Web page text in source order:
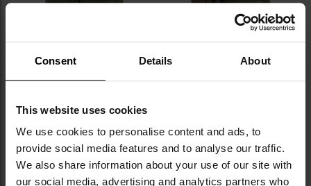
Consent Details About
This website uses cookies
We use cookies to personalise content and ads, to
provide social media features and to analyse our traffic.
We also share information about your use of our site with
our social media, advertising and analytics partners who
Plecak Brandit Kampfrucksack
MOLLE 65 l - Olive
Wysyłka:Natychmiast
107,97 zł
239,00 zł
Wysyłka: Natychmiast
299,00 zł